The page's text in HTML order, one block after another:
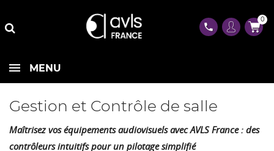
phone
0
MENU
Gestion et Contrôle de salle
Maîtrisez vos équipements audiovisuels avec AVLS France : des
contrôleurs intuitifs pour un pilotage simplifié